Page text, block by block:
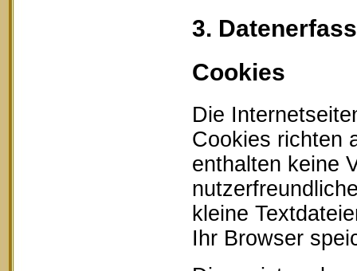
3.
Cookies
Die
Cookies richten
enthalten keine
kleine
Ihr Browser